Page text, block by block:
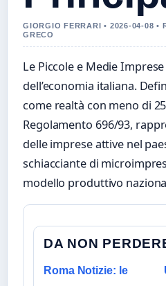
GIORGIO FERRARI • 2026-04-08 •
GRECO
Le Piccole e Medie
dell’economia italiana.
come realtà con meno di
Regolamento 696/93,
delle imprese attive nel
schiacciante di
modello produttivo
DA NON
Roma Notizie: le